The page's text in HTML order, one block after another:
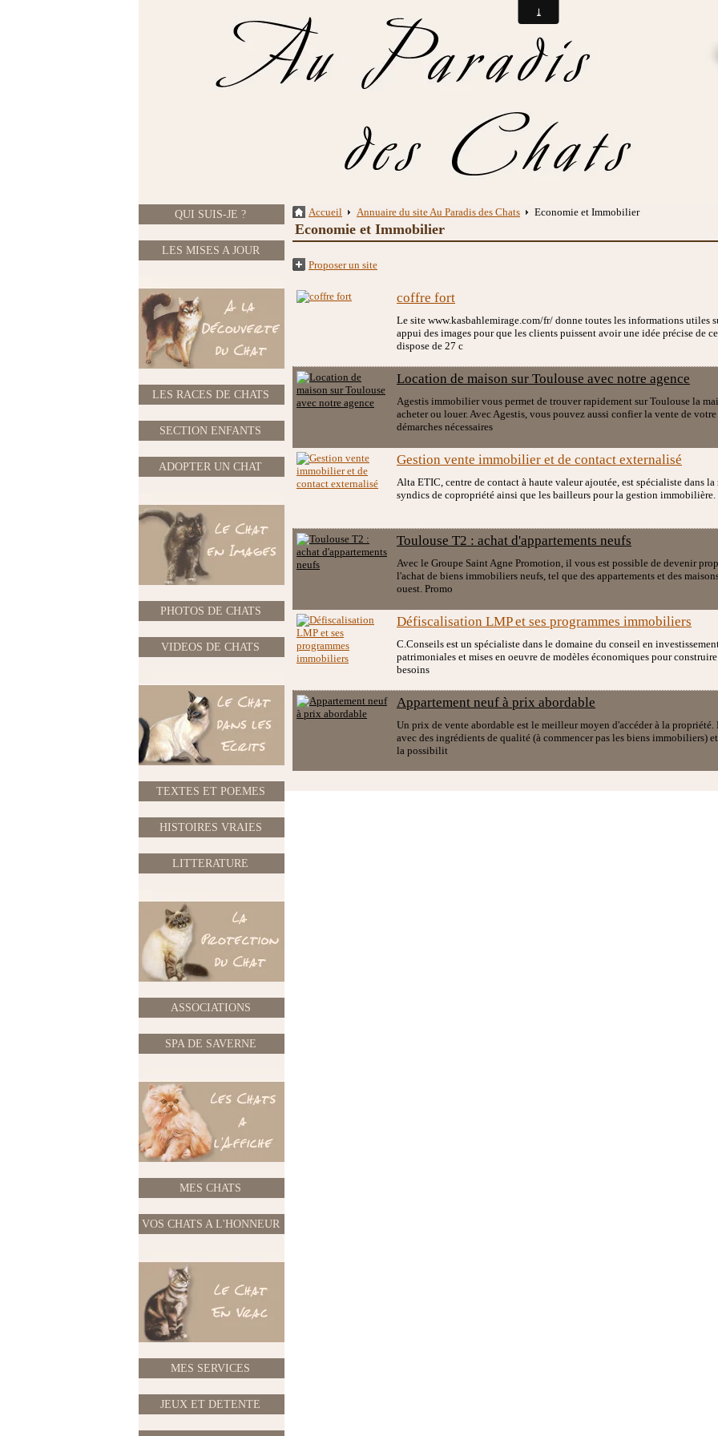
QUI SUIS-JE ?
LES MISES A JOUR
LES RACES DE CHATS
SECTION ENFANTS
ADOPTER UN CHAT
PHOTOS DE CHATS
VIDEOS DE CHATS
TEXTES ET POEMES
HISTOIRES VRAIES
LITTERATURE
ASSOCIATIONS
SPA DE SAVERNE
MES CHATS
VOS CHATS A L'HONNEUR
MES SERVICES
JEUX ET DETENTE
Accueil Annuaire du site Au Paradis des Chats Economie et Immobilier
Economie et Immobilier
Proposer un site
coffre fort
Le site www.kasbahlemirage.com/fr/ donne toutes les informations utiles
appui des images pour que les clients puissent avoir une idée précise de
dispose de 27 c
Location de maison sur Toulouse avec notre agence
Agestis immobilier vous permet de trouver rapidement sur Toulouse la
acheter ou louer. Avec Agestis, vous pouvez aussi confier la vente de
démarches nécessaires
Gestion vente immobilier et de contact externalisé
Alta ETIC, centre de contact à haute valeur ajoutée, est spécialiste dans
syndics de copropriété ainsi que les bailleurs pour la gestion immobilière.
Toulouse T2 : achat d'appartements neufs
Avec le Groupe Saint Agne Promotion, il vous est possible de devenir
l'achat de biens immobiliers neufs, tel que des appartements et des
ouest. Promo
Défiscalisation LMP et ses programmes immobiliers
C.Conseils est un spécialiste dans le domaine du conseil en
patrimoniales et mises en oeuvre de modèles économiques pour
besoins
Appartement neuf à prix abordable
Un prix de vente abordable est le meilleur moyen d'accéder à la
avec des ingrédients de qualité (à commencer pas les biens immobiliers)
la possibilit